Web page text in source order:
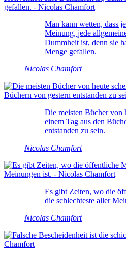
Man kann wetten, dass
Meinung, jede
Dummheit ist, denn sie
Menge gefallen.
Nicolas Chamfort
Die meisten Bücher von
einem Tag aus den
entstanden zu sein.
Nicolas Chamfort
Es gibt Zeiten, wo die
die schlechteste aller
Nicolas Chamfort